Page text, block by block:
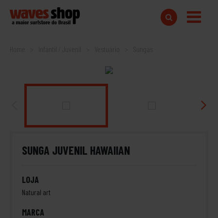
Home
SUNGA JUVENIL HAWAIIAN
LOJA
Natural art
MARCA